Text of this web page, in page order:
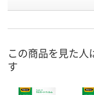
この商品を見た人
す